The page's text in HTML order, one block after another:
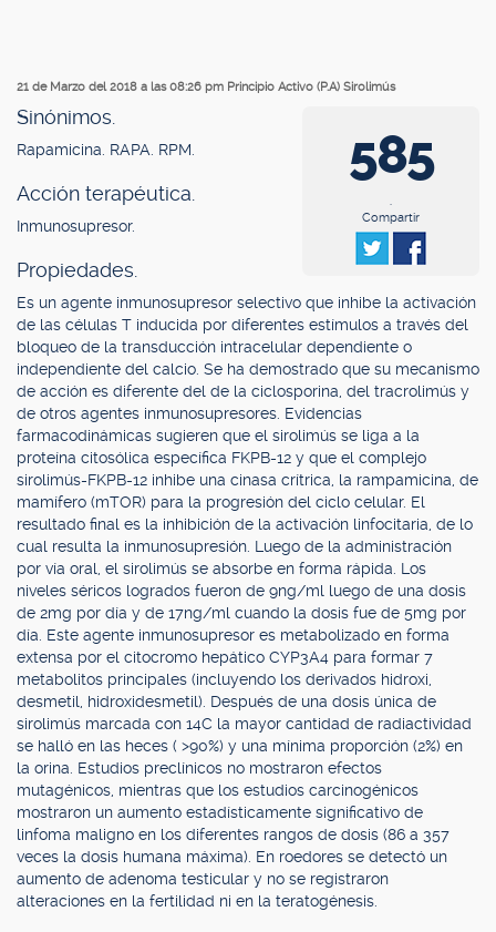
21 de Marzo del 2018 a las 08:26 pm Principio Activo (P.A) Sirolimús
585
.
Compartir
Sinónimos.
Rapamicina. RAPA. RPM.
Acción terapéutica.
Inmunosupresor.
Propiedades.
Es un agente inmunosupresor selectivo que inhibe la activación
de las células T inducida por diferentes estímulos a través del
bloqueo de la transducción intracelular dependiente o
independiente del calcio. Se ha demostrado que su mecanismo
de acción es diferente del de la ciclosporina, del tracrolimús y
de otros agentes inmunosupresores. Evidencias
farmacodinámicas sugieren que el sirolimús se liga a la
proteína citosólica específica FKPB-12 y que el complejo
sirolimús-FKPB-12 inhibe una cinasa crítrica, la rampamicina, de
mamífero (mTOR) para la progresión del ciclo celular. El
resultado final es la inhibición de la activación linfocitaria, de lo
cual resulta la inmunosupresión. Luego de la administración
por vía oral, el sirolimús se absorbe en forma rápida. Los
niveles séricos logrados fueron de 9ng/ml luego de una dosis
de 2mg por día y de 17ng/ml cuando la dosis fue de 5mg por
día. Este agente inmunosupresor es metabolizado en forma
extensa por el citocromo hepático CYP3A4 para formar 7
metabolitos principales (incluyendo los derivados hidroxi,
desmetil, hidroxidesmetil). Después de una dosis única de
sirolimús marcada con 14C la mayor cantidad de radiactividad
se halló en las heces ( >90%) y una mínima proporción (2%) en
la orina. Estudios preclínicos no mostraron efectos
mutagénicos, mientras que los estudios carcinogénicos
mostraron un aumento estadísticamente significativo de
linfoma maligno en los diferentes rangos de dosis (86 a 357
veces la dosis humana máxima). En roedores se detectó un
aumento de adenoma testicular y no se registraron
alteraciones en la fertilidad ni en la teratogénesis.